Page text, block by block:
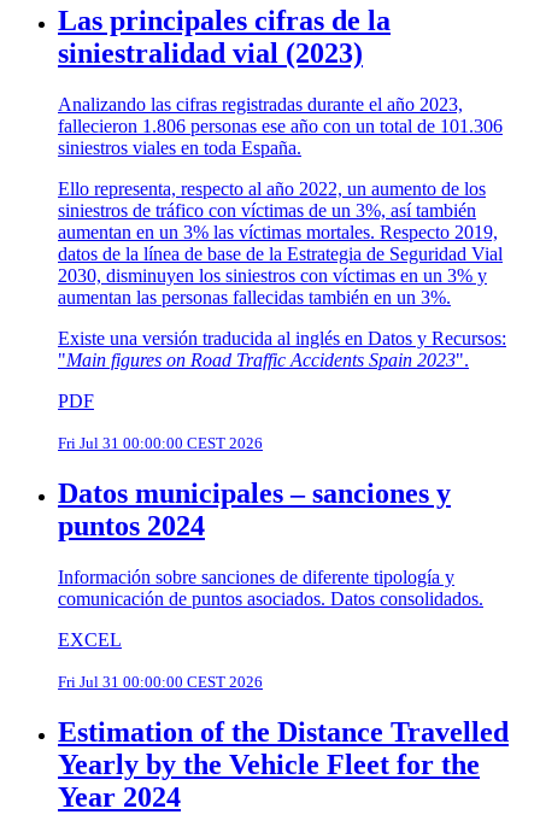
Las principales cifras de la
siniestralidad vial (2023)
Analizando las cifras registradas durante el año 2023,
fallecieron 1.806 personas ese año con un total de 101.306
siniestros viales en toda España.
Ello representa, respecto al año 2022, un aumento de los
siniestros de tráfico con víctimas de un 3%, así también
aumentan en un 3% las víctimas mortales. Respecto 2019,
datos de la línea de base de la Estrategia de Seguridad Vial
2030, disminuyen los siniestros con víctimas en un 3% y
aumentan las personas fallecidas también en un 3%.
Existe una versión traducida al inglés en Datos y Recursos:
"Main figures on Road Traffic Accidents Spain 2023".
PDF
Fri Jul 31 00:00:00 CEST 2026
Datos municipales – sanciones y
puntos 2024
Información sobre sanciones de diferente tipología y
comunicación de puntos asociados. Datos consolidados.
EXCEL
Fri Jul 31 00:00:00 CEST 2026
Estimation of the Distance Travelled
Yearly by the Vehicle Fleet for the
Year 2024